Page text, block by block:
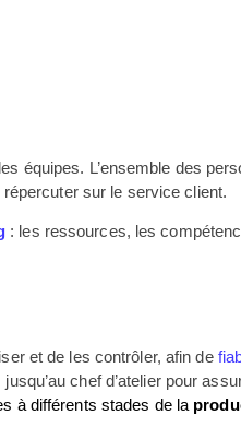
équipes. L’ensemble des
sur le service client.
: les ressources, les
et de les contrôler, afin de
chef d’atelier pour
à différents stades de la